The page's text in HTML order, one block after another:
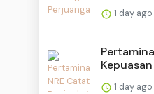
1 day ago
1 day ago